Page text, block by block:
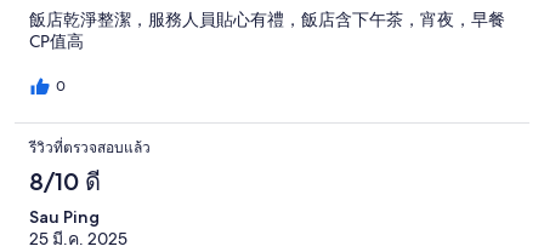
飯店乾淨整潔，服務人員貼心有禮，飯店含下午茶，宵夜，早餐
CP值高
0
รีวิวที่ตรวจสอบแล้ว
8/10 ดี
Sau Ping
25 มี.ค. 2025